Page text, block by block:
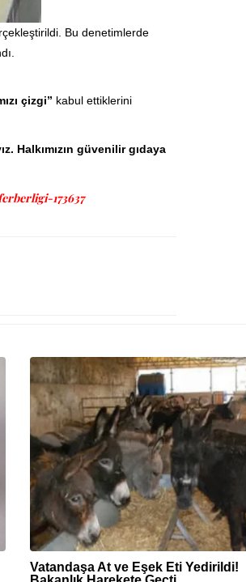
Bu denetimlerde
çizgi” kabul ettiklerini
Halkımızın güvenilir gıdaya
173637
Vatandaşa At ve Eşek Eti Yedirildi!